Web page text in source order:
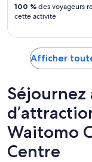
100 % des voyageurs
cette activité
Afficher
Waitomo
Centre